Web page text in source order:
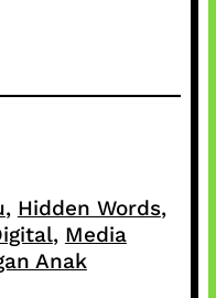
, Hidden Words ,
, Media
Anak